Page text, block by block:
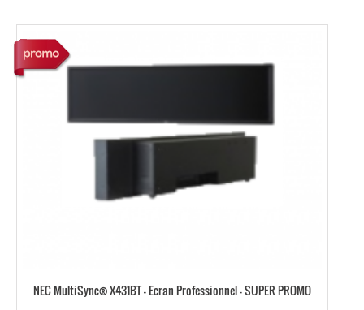
NEC MultiSync® X431BT – Ecran Professionnel – SUPER PROMO